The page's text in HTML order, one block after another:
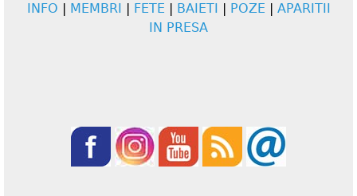
INFO MEMBRI FETE BAIETI POZE
APARITII
IN PRESA